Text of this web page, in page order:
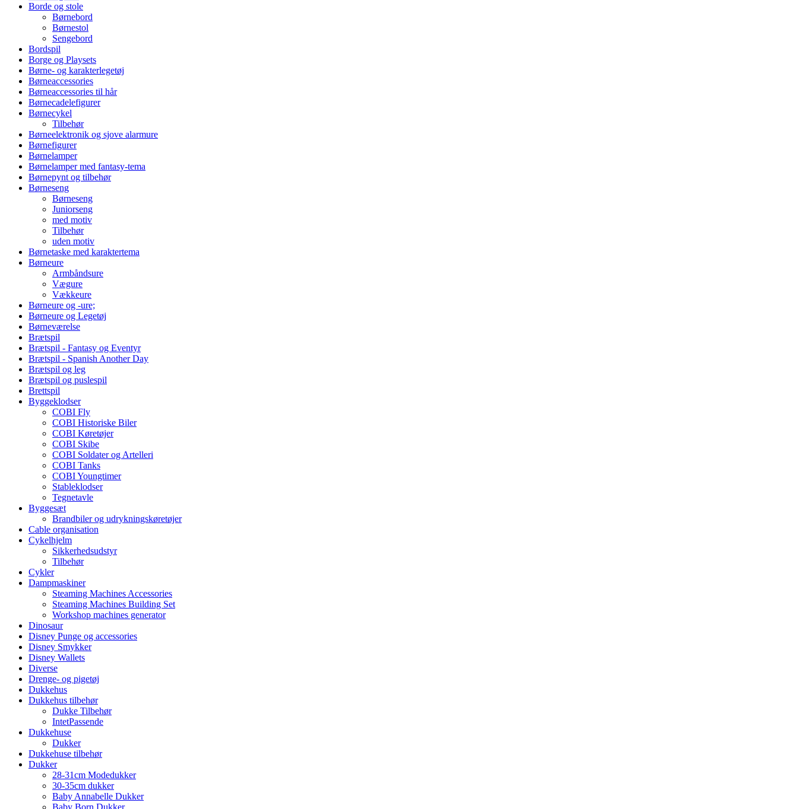
Borde og stole
Børnebord
Børnestol
Sengebord
Bordspil
Borge og Playsets
Børne- og karakterlegetøj
Børneaccessories
Børneaccessories til hår
Børnecadelefigurer
Børnecykel
Tilbehør
Børneelektronik og sjove alarmure
Børnefigurer
Børnelamper
Børnelamper med fantasy-tema
Børnepynt og tilbehør
Børneseng
Børneseng
Juniorseng
med motiv
Tilbehør
uden motiv
Børnetaske med karaktertema
Børneure
Armbåndsure
Vægure
Vækkeure
Børneure og -ure;
Børneure og Legetøj
Børneværelse
Brætspil
Brætspil - Fantasy og Eventyr
Brætspil - Spanish Another Day
Brætspil og leg
Brætspil og puslespil
Brettspil
Byggeklodser
COBI Fly
COBI Historiske Biler
COBI Køretøjer
COBI Skibe
COBI Soldater og Artelleri
COBI Tanks
COBI Youngtimer
Stableklodser
Tegnetavle
Byggesæt
Brandbiler og udrykningskøretøjer
Cable organisation
Cykelhjelm
Sikkerhedsudstyr
Tilbehør
Cykler
Dampmaskiner
Steaming Machines Accessories
Steaming Machines Building Set
Workshop machines generator
Dinosaur
Disney Punge og accessories
Disney Smykker
Disney Wallets
Diverse
Drenge- og pigetøj
Dukkehus
Dukkehus tilbehør
Dukke Tilbehør
IntetPassende
Dukkehuse
Dukker
Dukkehuse tilbehør
Dukker
28-31cm Modedukker
30-35cm dukker
Baby Annabelle Dukker
Baby Born Dukker